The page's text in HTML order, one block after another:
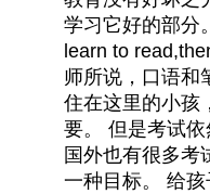
学习它好的部分
learn to
师所说，口语和
住在这里的小孩
要。 但是考试
国外也有很多考
一种目标。 给孩